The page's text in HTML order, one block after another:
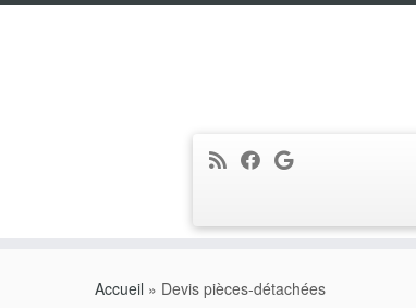
Accueil » Devis pièces-détachées